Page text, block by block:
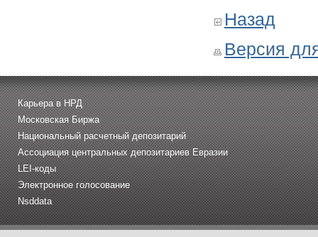
Назад
Версия
Карьера в НРД
Московская Биржа
Национальный расчетный депозитарий
Ассоциация центральных депозитариев Евразии
LEI-коды
Электронное голосование
Nsddata